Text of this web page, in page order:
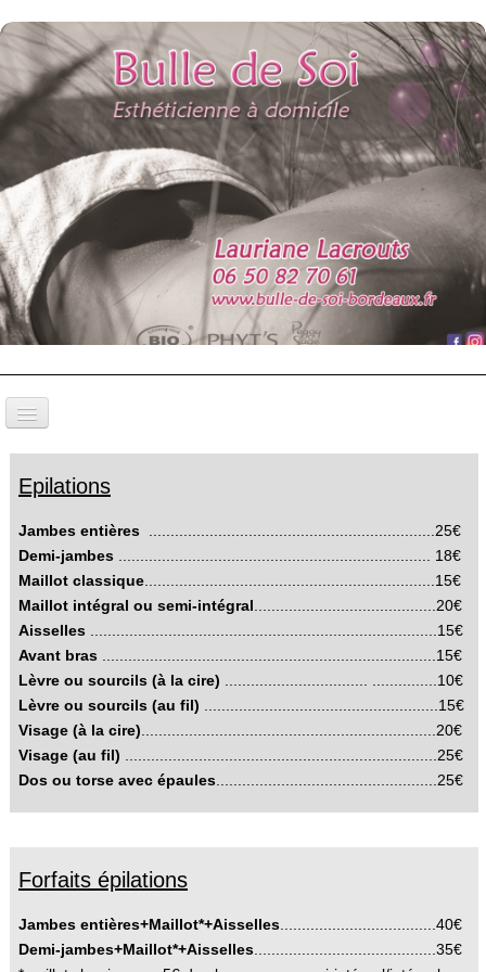
Bulle de Soi
Massages
Soins Corps
Soins du visage Phyt's
Manucure et Beauté des pieds
Carte Cadeau
Contact
Epilations
Jambes entières
..................................................................25€
Demi-jambes ........................................................................ 18€
Maillot classique ...................................................................15€
Maillot intégral ou semi-intégral ..........................................20€
Aisselles ................................................................................15€
Avant bras
.............................................................................15€
Lèvre ou sourcils (à la cire) ................................. ...............10€
Lèvre ou sourcils (au fil) ......................................................15€
Visage (à la cire) ....................................................................20€
Visage (au fil) ........................................................................25€
Dos ou torse avec épaules ...................................................25€
Forfaits épilations
Jambes entières+Maillot*+Aisselles ....................................40€
Demi-jambes+Maillot*+Aisselles ..........................................35€